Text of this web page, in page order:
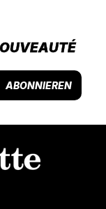
ABONNIEREN